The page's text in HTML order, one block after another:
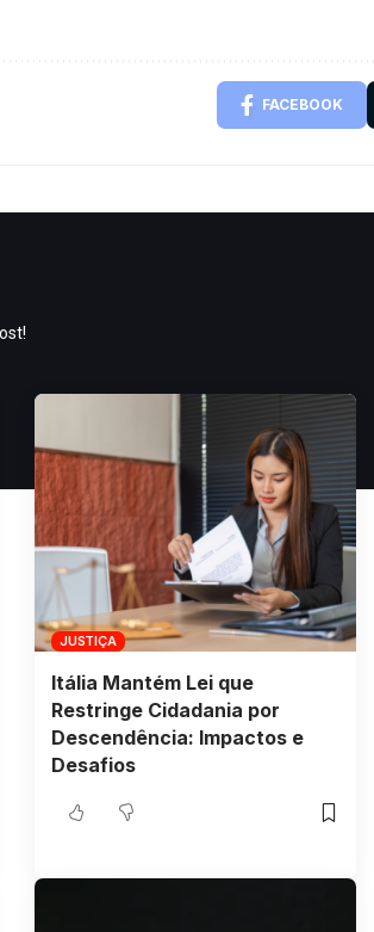
FACEBOOK
JUSTIÇA
Itália Mantém Lei que
Restringe Cidadania por
Descendência: Impactos e
Desafios